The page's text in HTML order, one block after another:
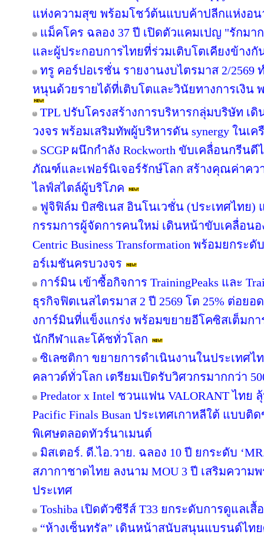
แห่งความสุข พร้อมโชว์ต้นแบบค้าปลีกแห่งอ
แม็คโคร ฉลอง 37 ปี เปิดตัวแคมเปญ "รักม
และผู้ประกอบการไทยที่ร่วมเติบโตเคียงข้างกั
ทรู คอร์ปอเรชั่น รายงานงบไตรมาส 2/2569
หนุนด้วยรายได้ที่เติบโตและวินัยทางการเงิน
TPL ปรับโครงสร้างการบริหารกลุ่มบริษัท เ
วงจร พร้อมเสริมทัพผู้บริหารดัน synergy ในเค
SCGP ผนึกกำลัง Rockworth ขับเคลื่อนกรี
ภัณฑ์และเฟอร์นิเจอร์รักษ์โลก สร้างคุณค่าคว
ไลฟ์สไตล์ผู้บริโภค
ฟูจิฟิล์ม บิสซิเนส อินโนเวชั่น (ประเทศไทย)
กรรมการผู้จัดการคนใหม่ เดินหน้าขับเคลื่อนอ
Centric Business Transformation พร้อมยก
อร์เมชันครบวงจร
การ์มิน เข้าซื้อกิจการ TrainingPeaks และ
ธุรกิจฟิตเนสไตรมาส 2 ปี 2569 โต 25% ต่อย
งการ์มินที่แข็งแกร่ง พร้อมขยายอีโคซิสเต็มก
นักกีฬาและโค้ชทั่วโลก
ซิเลซติกา ขยายการดำเนินงานในประเทศไ
คลาวด์ทั่วโลก เตรียมเปิดรับวิศวกรมากกว่า
Predator x Intel ชวนแฟน VALORANT ไท
Pacific Finals Busan ประเทศเกาหลีใต้ แบบ
พิเศษตลอดทัวร์นาเมนต์
มิสเตอร์. ดี.ไอ.วาย. ฉลอง 10 ปี ยกระดับ
สภากาชาดไทย ลงนาม MOU 3 ปี เสริมความ
ประเทศ
Toshiba เปิดตัวซีรีส์ T33 ยกระดับการดูแลเ
“ห้างเซ็นทรัล” เดินหน้าสนับสนุนแบรนด์ไทย